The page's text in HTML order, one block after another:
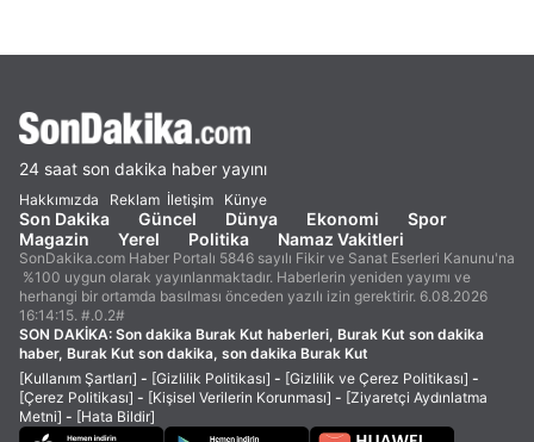
24 saat son dakika haber yayını
Hakkımızda Reklam İletişim Künye
Son Dakika Güncel Dünya Ekonomi
Spor
Magazin
Yerel Politika Namaz Vakitleri
SonDakika.com Haber Portalı 5846 sayılı Fikir ve Sanat Eserleri Kanunu'na
%100 uygun olarak yayınlanmaktadır. Haberlerin yeniden yayımı ve
herhangi bir ortamda basılması önceden yazılı izin gerektirir. 6.08.2026
16:14:15. #.0.2#
SON DAKİKA: Son dakika Burak Kut haberleri, Burak Kut son dakika
haber, Burak Kut son dakika, son dakika Burak Kut
[Kullanım Şartları] - [Gizlilik Politikası] - [Gizlilik ve Çerez Politikası] -
[Çerez Politikası] - [Kişisel Verilerin Korunması] - [Ziyaretçi Aydınlatma
Metni] - [Hata Bildir]